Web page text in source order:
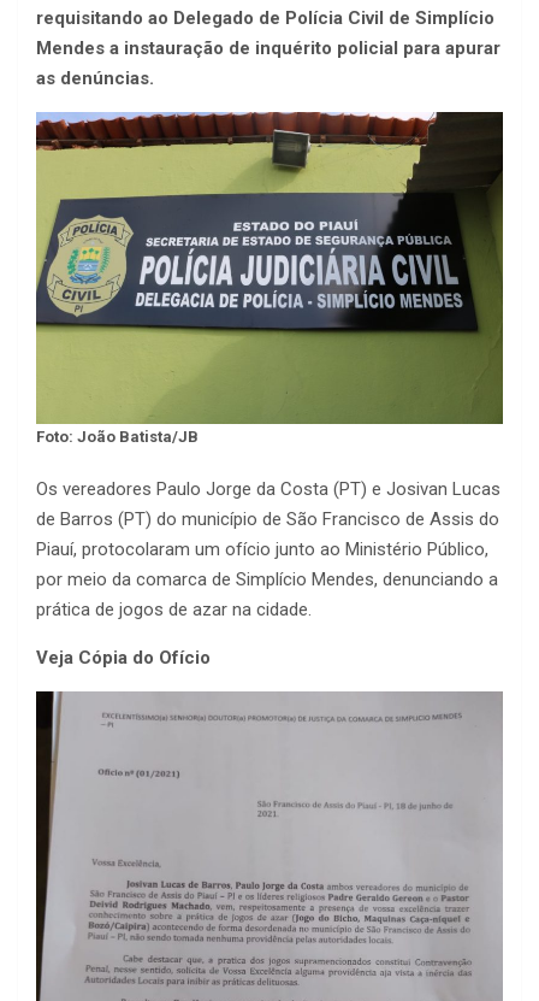
requisitando ao Delegado de Polícia Civil de Simplício
Mendes a instauração de inquérito policial para apurar
as denúncias.
Foto: João Batista/JB
Os vereadores Paulo Jorge da Costa (PT) e Josivan Lucas
de Barros (PT) do município de São Francisco de Assis do
Piauí, protocolaram um ofício junto ao Ministério Público,
por meio da comarca de Simplício Mendes, denunciando a
prática de jogos de azar na cidade.
Veja Cópia do Ofício